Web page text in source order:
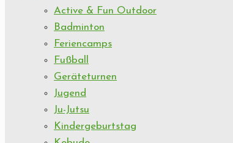
Active & Fun Outdoor
Badminton
Feriencamps
Fußball
Geräteturnen
Jugend
Ju-Jutsu
Kindergeburtstag